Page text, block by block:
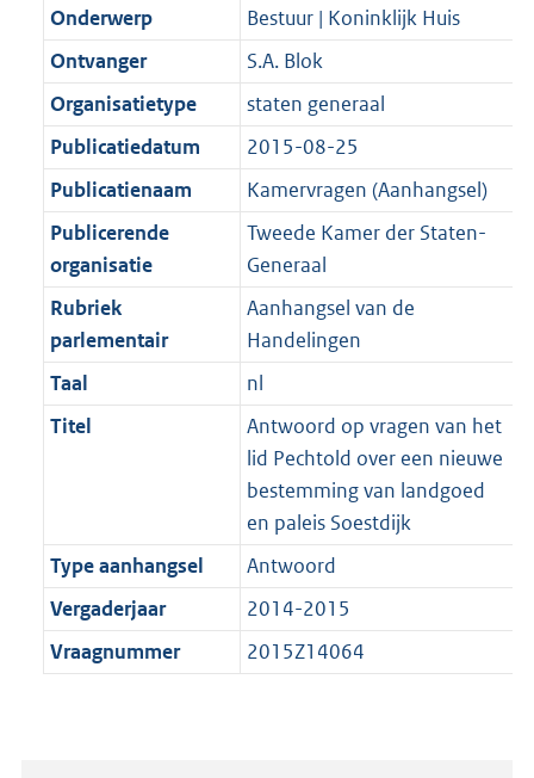
t
a
t
K
b
2
K
b
Onderwerp
Bestuur | Koninklijk Huis
Ontvanger
S.A. Blok
Organisatietype
staten generaal
Publicatiedatum
2015-08-25
Publicatienaam
Kamervragen (Aanhangsel)
Publicerende
organisatie
Tweede Kamer der Staten-
Generaal
Rubriek
parlementair
Aanhangsel van de
Handelingen
Taal
nl
Titel
Antwoord op vragen van het
lid Pechtold over een nieuwe
bestemming van landgoed
en paleis Soestdijk
Type aanhangsel
Antwoord
Vergaderjaar
2014-2015
Vraagnummer
2015Z14064